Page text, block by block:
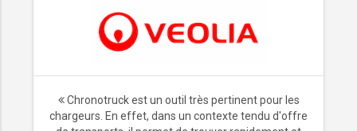
Chronotruck est un outil très pertinent pour les
chargeurs. En effet, dans un contexte tendu d'offre